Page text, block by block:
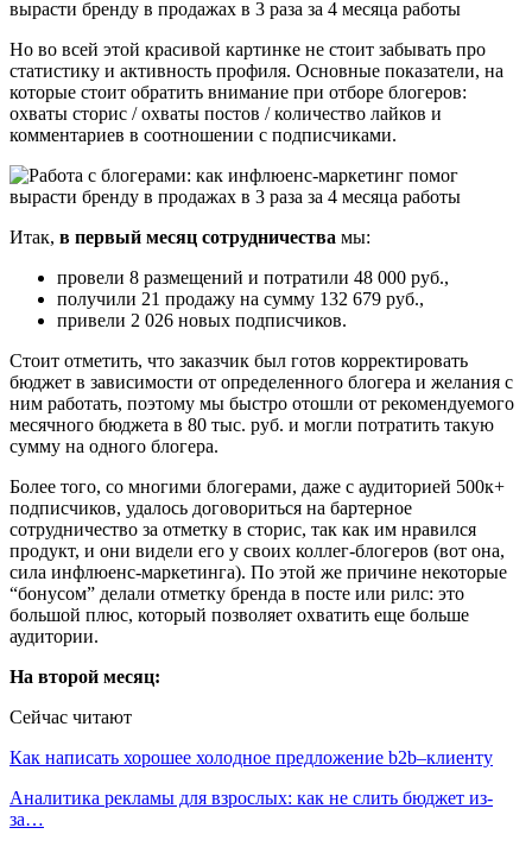
Но во всей этой красивой картинке не стоит забывать про
статистику и активность профиля. Основные показатели, на
которые стоит обратить внимание при отборе блогеров:
охваты сторис / охваты постов / количество лайков и
комментариев в соотношении с подписчиками.
Итак, в первый месяц сотрудничества мы:
провели 8 размещений и потратили 48 000 руб.,
получили 21 продажу на сумму 132 679 руб.,
привели 2 026 новых подписчиков.
Стоит отметить, что заказчик был готов корректировать
бюджет в зависимости от определенного блогера и желания с
ним работать, поэтому мы быстро отошли от рекомендуемого
месячного бюджета в 80 тыс. руб. и могли потратить такую
сумму на одного блогера.
Более того, со многими блогерами, даже с аудиторией 500к+
подписчиков, удалось договориться на бартерное
сотрудничество за отметку в сторис, так как им нравился
продукт, и они видели его у своих коллег-блогеров (вот она,
сила инфлюенс-маркетинга). По этой же причине некоторые
“бонусом” делали отметку бренда в посте или рилс: это
большой плюс, который позволяет охватить еще больше
аудитории.
На второй месяц:
Сейчас читают
Как написать хорошее холодное предложение b2b–клиенту
Аналитика рекламы для взрослых: как не слить бюджет из-
за…